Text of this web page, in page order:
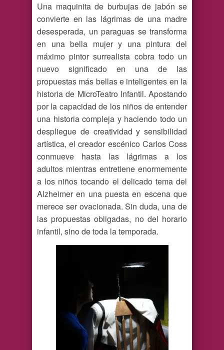
Una maquinita de burbujas de jabón se
convierte en las lágrimas de una madre
desesperada, un paraguas se transforma
en una bella mujer y una pintura del
máximo pintor surrealista cobra todo un
nuevo significado en una de las
propuestas más bellas e inteligentes en la
historia de MicroTeatro Infantil. Apostando
por la capacidad de los niños de entender
una historia compleja y haciendo todo un
despliegue de creatividad y sensibilidad
artística, el creador escénico Carlos Coss
conmueve hasta las lágrimas a los
adultos mientras entretiene enormemente
a los niños tocando el delicado tema del
Alzheimer en una puesta en escena que
merece ser ovacionada. Sin duda, una de
las propuestas obligadas, no del horario
infantil, sino de toda la temporada.